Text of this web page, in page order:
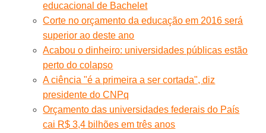
educacional de Bachelet
Corte no orçamento da educação em 2016 será
superior ao deste ano
Acabou o dinheiro: universidades públicas estão
perto do colapso
A ciência "é a primeira a ser cortada", diz
presidente do CNPq
Orçamento das universidades federais do País
cai R$ 3,4 bilhões em três anos